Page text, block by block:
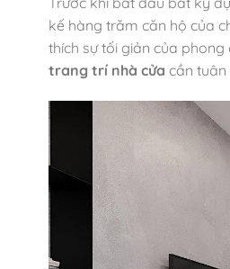
kế hàng trăm căn hộ của
thích sự tối giản của
trang trí nhà cửa cần